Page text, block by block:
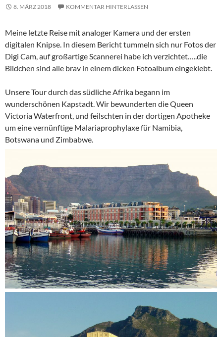
8. MÄRZ 2018 KOMMENTAR HINTERLASSEN
Meine letzte Reise mit analoger Kamera und der ersten
digitalen Knipse. In diesem Bericht tummeln sich nur Fotos der
Digi Cam, auf großartige Scannerei habe ich verzichtet…..die
Bildchen sind alle brav in einem dicken Fotoalbum eingeklebt.
Unsere Tour durch das südliche Afrika begann im
wunderschönen Kapstadt. Wir bewunderten die Queen
Victoria Waterfront, und feilschten in der dortigen Apotheke
um eine vernünftige Malariaprophylaxe für Namibia,
Botswana und Zimbabwe.